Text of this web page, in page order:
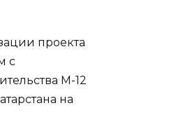
проекта
с
М-12
на